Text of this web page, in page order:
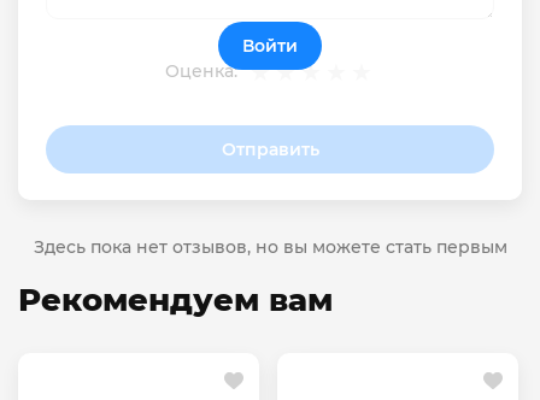
Оценка:
Отправить
Войти
Здесь пока нет отзывов, но вы можете стать первым
Рекомендуем вам